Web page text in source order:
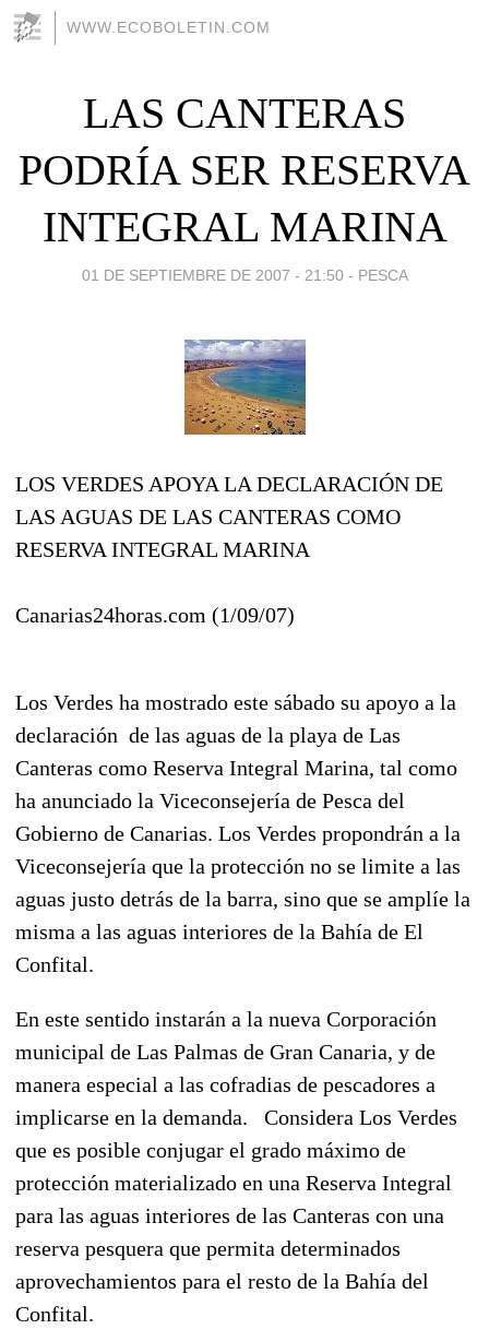
WWW.ECOBOLETIN.COM
LAS CANTERAS
PODRÍA SER RESERVA
INTEGRAL MARINA
01 DE SEPTIEMBRE DE 2007 - 21:50 - PESCA
LOS VERDES APOYA LA DECLARACIÓN DE
LAS AGUAS DE LAS CANTERAS COMO
RESERVA INTEGRAL MARINA
Canarias24horas.com (1/09/07)
Los Verdes ha mostrado este sábado su apoyo a la
declaración de las aguas de la playa de Las
Canteras como Reserva Integral Marina, tal como
ha anunciado la Viceconsejería de Pesca del
Gobierno de Canarias. Los Verdes propondrán a la
Viceconsejería que la protección no se limite a las
aguas justo detrás de la barra, sino que se amplíe la
misma a las aguas interiores de la Bahía de El
Confital.
En este sentido instarán a la nueva Corporación
municipal de Las Palmas de Gran Canaria, y de
manera especial a las cofradias de pescadores a
implicarse en la demanda. Considera Los Verdes
que es posible conjugar el grado máximo de
protección materializado en una Reserva Integral
para las aguas interiores de las Canteras con una
reserva pesquera que permita determinados
aprovechamientos para el resto de la Bahía del
Confital.